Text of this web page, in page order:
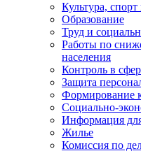
Культура,
Образование
Труд и
Работы по
населения
Контроль в
Защита
Формирование
Социально-
Информация
Жилье
Комиссия по